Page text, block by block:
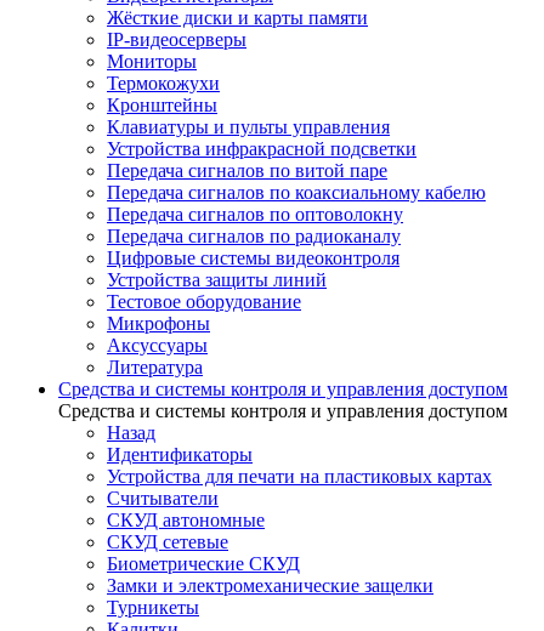
Жёсткие диски и карты памяти
IP-видеосерверы
Мониторы
Термокожухи
Кронштейны
Клавиатуры и пульты управления
Устройства инфракрасной подсветки
Передача сигналов по витой паре
Передача сигналов по коаксиальному кабелю
Передача сигналов по оптоволокну
Передача сигналов по радиоканалу
Цифровые системы видеоконтроля
Устройства защиты линий
Тестовое оборудование
Микрофоны
Аксуссуары
Литература
Средства и системы контроля и управления доступом
Средства и системы контроля и управления доступом
Назад
Идентификаторы
Устройства для печати на пластиковых картах
Считыватели
СКУД автономные
СКУД сетевые
Биометрические СКУД
Замки и электромеханические защелки
Турникеты